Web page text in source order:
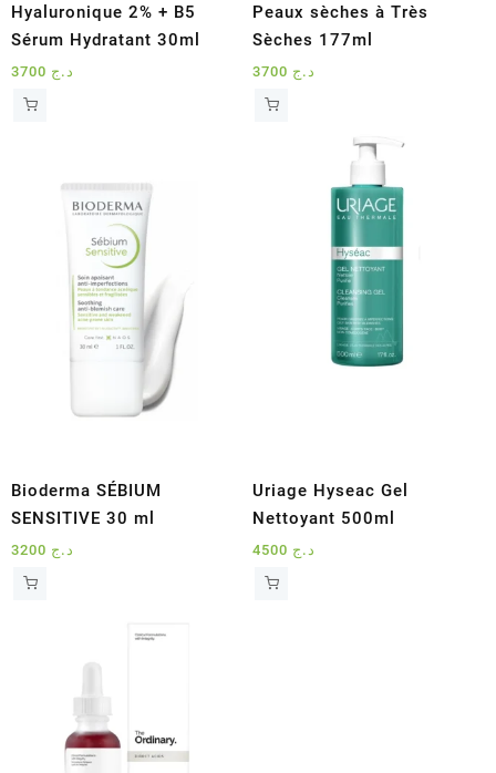
Hyaluronique 2% + B5
Sérum Hydratant 30ml
د.ج
Peaux sèches à Très
Sèches 177ml
د.ج
Bioderma SÉBIUM
SENSITIVE 30 ml
د.ج
Uriage Hyseac Gel
Nettoyant 500ml
د.ج